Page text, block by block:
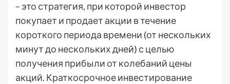
– это стратегия, при которой инвестор
покупает и продает акции в течение
короткого периода времени (от нескольких
минут до нескольких дней) с целью
получения прибыли от колебаний цены
акций. Краткосрочное инвестирование